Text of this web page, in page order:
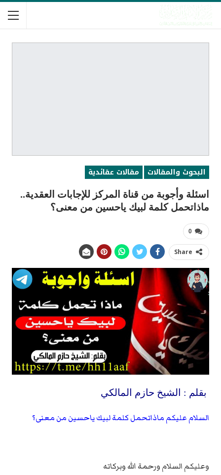
البحوث والمقالات مقالات عقائدية
اسئلة وأجوبة من قناة المركز للإجابات العقدية..
ماذاتحمل كلمة لبيك ياحسين من معنى؟
0
Share
بقلم : الشيخ حازم المالكي
السلام عليكم ماذاتحمل كلمة لبيك ياحسين من معنى؟
وعليكم السلام ورحمة الله وبركاته